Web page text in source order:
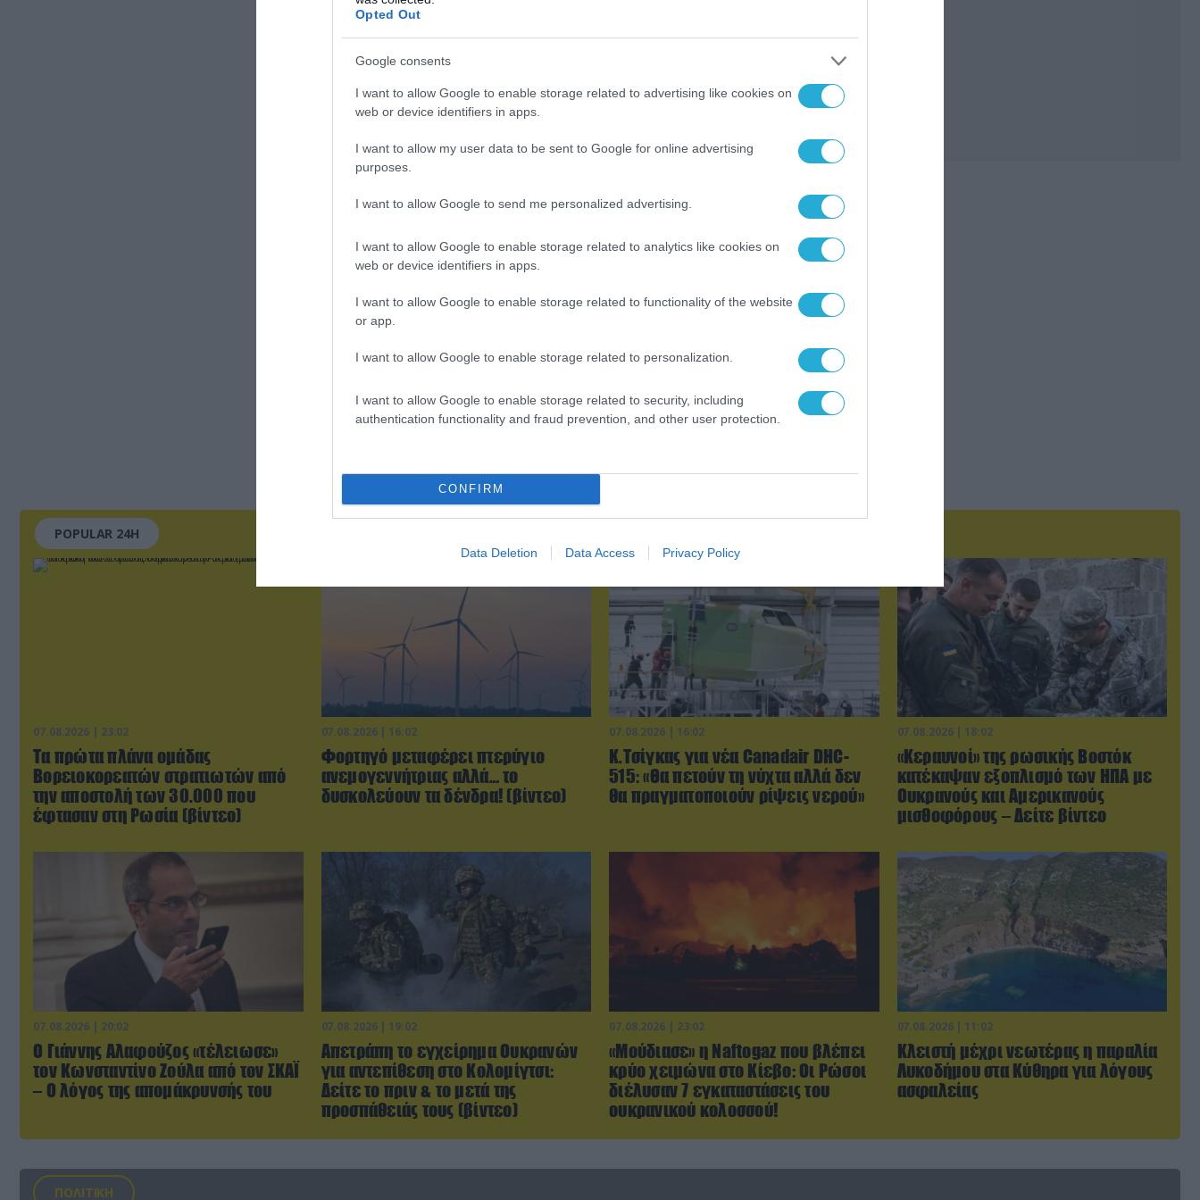
Opted Out
Google consents
I want to allow Google to enable storage related to advertising like cookies on
web or device identifiers in apps.
I want to allow my user data to be sent to Google for online advertising
purposes.
I want to allow Google to send me personalized advertising.
I want to allow Google to enable storage related to analytics like cookies on
web or device identifiers in apps.
I want to allow Google to enable storage related to functionality of the website
or app.
I want to allow Google to enable storage related to personalization.
I want to allow Google to enable storage related to security, including
authentication functionality and fraud prevention, and other user protection.
CONFIRM
Data Deletion Data Access Privacy Policy
POPULAR 24H
07.08.2026 | 23:02
Τα πρώτα πλάνα ομάδας
Βορειοκορεατών στρατιωτών από
την αποστολή των 30.000 που
έφτασαν στη Ρωσία (βίντεο)
07.08.2026 | 16:02
Φορτηγό μεταφέρει πτερύγιο
ανεμογεννήτριας αλλά… το
δυσκολεύουν τα δένδρα! (βίντεο)
07.08.2026 | 16:02
Κ.Τσίγκας για νέα Canadair DHC-
515: «Θα πετούν τη νύχτα αλλά δεν
θα πραγματοποιούν ρίψεις νερού»
07.08.2026 | 18:02
«Κεραυνοί» της ρωσικής Βοστόκ
κατέκαψαν εξοπλισμό των ΗΠΑ με
Ουκρανούς και Αμερικανούς
μισθοφόρους – Δείτε βίντεο
07.08.2026 | 20:02
Ο Γιάννης Αλαφούζος «τέλειωσε»
τον Κωνσταντίνο Ζούλα από τον ΣΚΑΪ
– Ο λόγος της απομάκρυνσής του
07.08.2026 | 19:02
Απετράπη το εγχείρημα Ουκρανών
για αντεπίθεση στο Κολομίγτσι:
Δείτε το πριν & το μετά της
προσπάθειάς τους (βίντεο)
07.08.2026 | 23:02
«Μούδιασε» η Naftogaz που βλέπει
κρύο χειμώνα στο Κίεβο: Οι Ρώσοι
διέλυσαν 7 εγκαταστάσεις του
ουκρανικού κολοσσού!
07.08.2026 | 11:02
Κλειστή μέχρι νεωτέρας η παραλία
Λυκοδήμου στα Κύθηρα για λόγους
ασφαλείας
ΠΟΛΙΤΙΚΗ